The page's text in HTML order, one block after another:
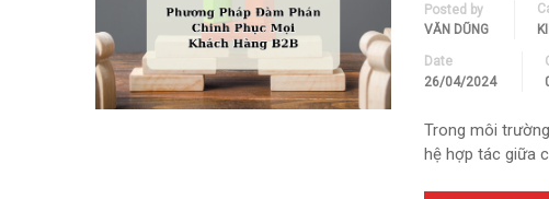
Posted by
VĂN DŨNG
Date
26/04/2024
Trong môi
hệ hợp tác giữa